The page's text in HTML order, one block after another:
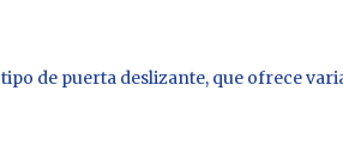
tipo de puerta deslizante, que ofrece